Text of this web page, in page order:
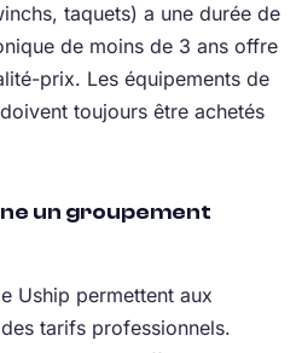
taquets) a une durée de
de moins de 3 ans offre
prix. Les équipements de
toujours être achetés
un groupement
Uship permettent aux
tarifs professionnels.